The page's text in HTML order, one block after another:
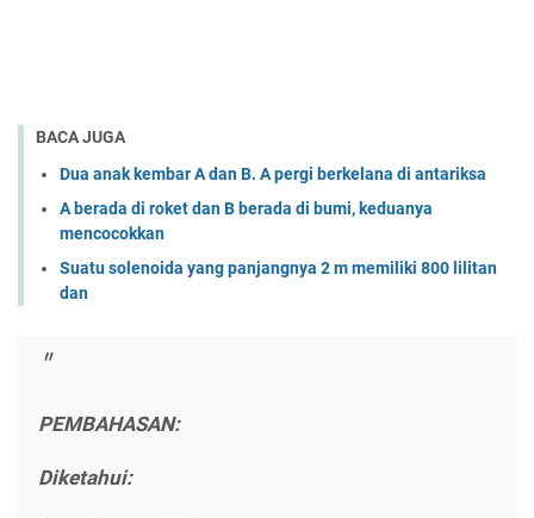
BACA JUGA
Dua anak kembar A dan B. A pergi berkelana di antariksa
A berada di roket dan B berada di bumi, keduanya
mencocokkan
Suatu solenoida yang panjangnya 2 m memiliki 800 lilitan
dan
PEMBAHASAN:
Diketahui: